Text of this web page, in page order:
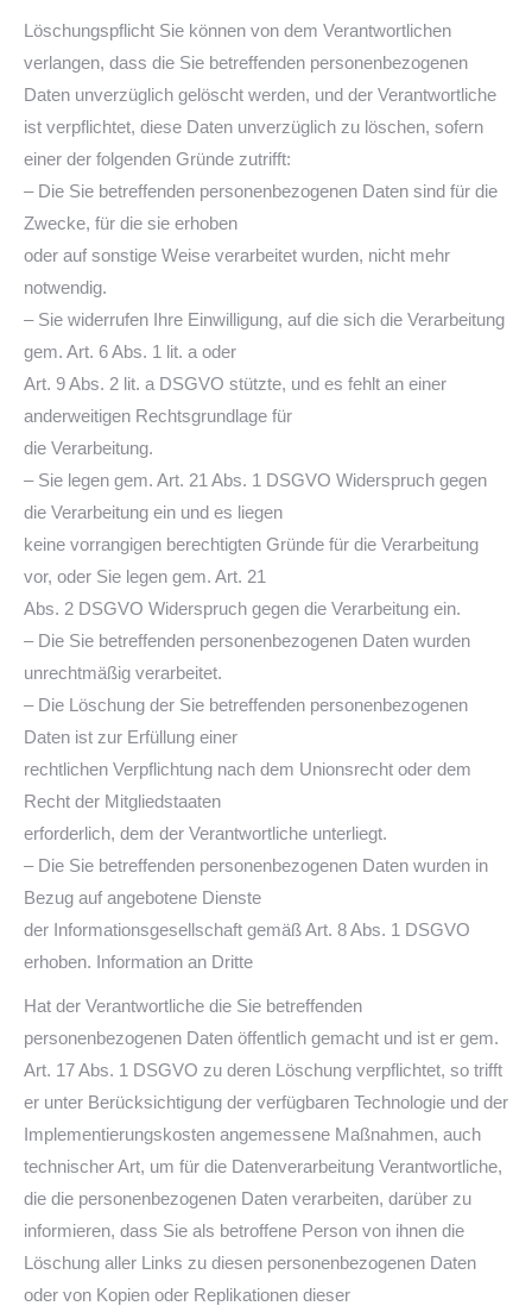
Löschungspflicht Sie können von dem Verantwortlichen
verlangen, dass die Sie betreffenden personenbezogenen
Daten unverzüglich gelöscht werden, und der Verantwortliche
ist verpflichtet, diese Daten unverzüglich zu löschen, sofern
einer der folgenden Gründe zutrifft:
– Die Sie betreffenden personenbezogenen Daten sind für die
Zwecke, für die sie erhoben
oder auf sonstige Weise verarbeitet wurden, nicht mehr
notwendig.
– Sie widerrufen Ihre Einwilligung, auf die sich die Verarbeitung
gem. Art. 6 Abs. 1 lit. a oder
Art. 9 Abs. 2 lit. a DSGVO stützte, und es fehlt an einer
anderweitigen Rechtsgrundlage für
die Verarbeitung.
– Sie legen gem. Art. 21 Abs. 1 DSGVO Widerspruch gegen
die Verarbeitung ein und es liegen
keine vorrangigen berechtigten Gründe für die Verarbeitung
vor, oder Sie legen gem. Art. 21
Abs. 2 DSGVO Widerspruch gegen die Verarbeitung ein.
– Die Sie betreffenden personenbezogenen Daten wurden
unrechtmäßig verarbeitet.
– Die Löschung der Sie betreffenden personenbezogenen
Daten ist zur Erfüllung einer
rechtlichen Verpflichtung nach dem Unionsrecht oder dem
Recht der Mitgliedstaaten
erforderlich, dem der Verantwortliche unterliegt.
– Die Sie betreffenden personenbezogenen Daten wurden in
Bezug auf angebotene Dienste
der Informationsgesellschaft gemäß Art. 8 Abs. 1 DSGVO
erhoben. Information an Dritte
Hat der Verantwortliche die Sie betreffenden
personenbezogenen Daten öffentlich gemacht und ist er gem.
Art. 17 Abs. 1 DSGVO zu deren Löschung verpflichtet, so trifft
er unter Berücksichtigung der verfügbaren Technologie und der
Implementierungskosten angemessene Maßnahmen, auch
technischer Art, um für die Datenverarbeitung Verantwortliche,
die die personenbezogenen Daten verarbeiten, darüber zu
informieren, dass Sie als betroffene Person von ihnen die
Löschung aller Links zu diesen personenbezogenen Daten
oder von Kopien oder Replikationen dieser